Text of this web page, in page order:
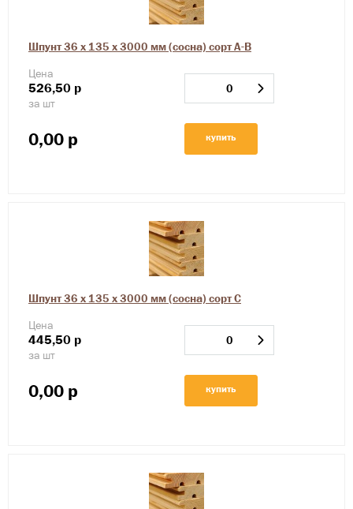
Шпунт 36 х 135 х 3000 мм (сосна) сорт А-В
Цена
526,50 р
за шт
0,00 р купить
Шпунт 36 х 135 х 3000 мм (сосна) сорт С
Цена
445,50 р
за шт
0,00 р купить